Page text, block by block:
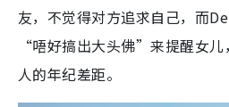
友，不觉得对方追求自己，而
“唔好搞出大头佛”来提醒女
人的年纪差距。